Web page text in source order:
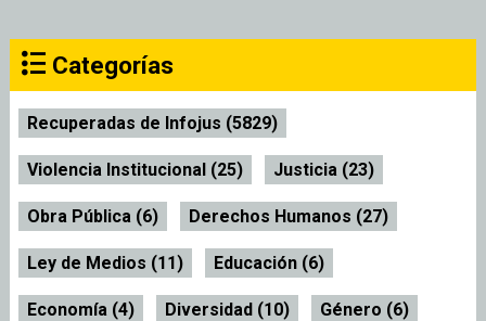
Categorías
Recuperadas de Infojus (5829)
Violencia Institucional (25) Justicia (23)
Obra Pública (6) Derechos Humanos (27)
Ley de Medios (11) Educación (6)
Economía (4) Diversidad (10) Género (6)